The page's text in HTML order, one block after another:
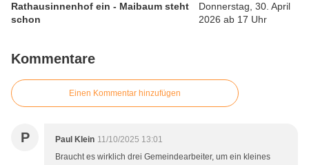
Rathausinnenhof ein - Maibaum steht
schon
Kommentare
Einen Kommentar hinzufügen
P Paul Klein 11/10/2025 13:01
Braucht es wirklich drei Gemeindearbeiter, um ein kleines